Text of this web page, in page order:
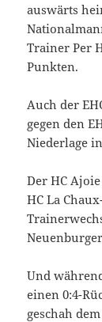
auswärts
Trainer Per
Punkten.
Auch der
gegen den
Niederlage
Der HC
HC La
Und
einen 0:4-
geschah